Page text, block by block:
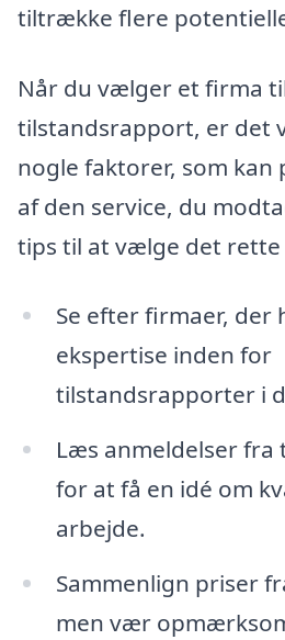
tiltrække flere
Når du vælger et firma
tilstandsrapport, er det
nogle faktorer, som kan
af den service, du
tips til at vælge det rette
Se efter firmaer, der
ekspertise inden for
tilstandsrapporter i
Læs anmeldelser
for at få en idé om
arbejde.
Sammenlign priser
men vær